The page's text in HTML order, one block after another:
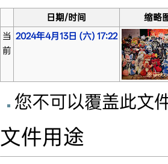
日期/时间
缩略
当
前
2024年4月13日 (六) 17:22
您不可以覆盖此文
文件用途